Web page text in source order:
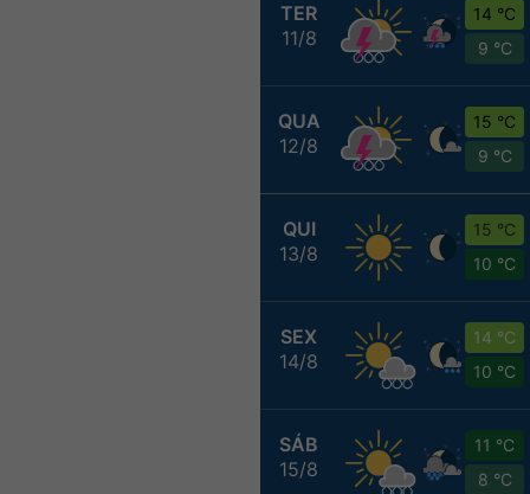
TER
11/8
14 °C
9 °C
QUA
12/8
15 °C
9 °C
QUI
13/8
15 °C
10 °C
SEX
14/8
14 °C
10 °C
SÁB
15/8
11 °C
8 °C